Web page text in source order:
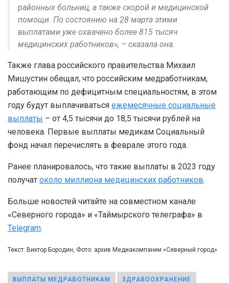
районных больниц, а также скорой и медицинской
помощи. По состоянию на 28 марта этими
выплатами уже охвачено более 815 тысяч
медицинских работников», – сказала она.
Также глава российского правительства Михаил
Мишустин обещал, что российским медработникам,
работающим по дефицитным специальностям, в этом
году будут выплачиваться ежемесячные социальные
выплаты – от 4,5 тысячи до 18,5 тысячи рублей на
человека. Первые выплаты медикам Социальный
фонд начал перечислять в феврале этого года.
Ранее планировалось, что такие выплаты в 2023 году
получат около миллиона медицинских работников.
Больше новостей читайте на совместном канале
«Северного города» и «Таймырского телеграфа» в
Telegram.
Текст: Виктор Бородин, Фото: архив Медиакомпании «Северный город»
ВЫПЛАТЫ МЕДРАБОТНИКАМ ЗДРАВООХРАНЕНИЕ